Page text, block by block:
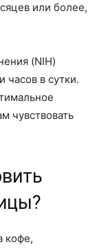
или более,
(NIH)
часов в сутки.
чувствовать
кофе,